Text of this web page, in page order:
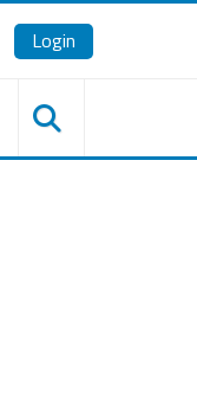
Login